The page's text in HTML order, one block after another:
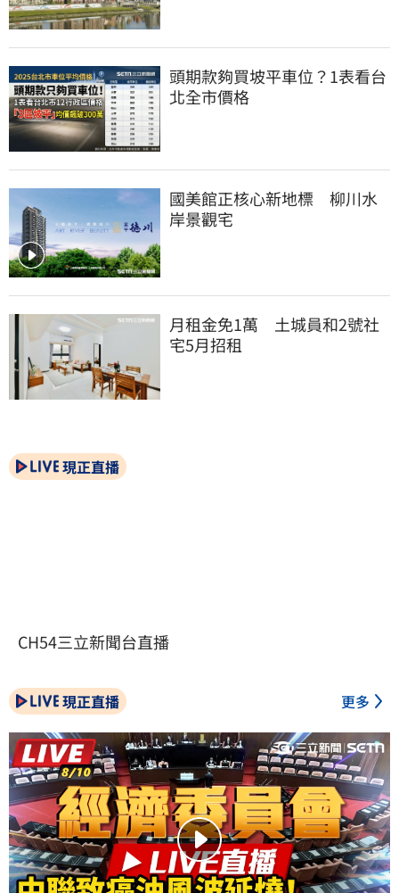
頭期款夠買坡平車位？1表看台
北全市價格
國美館正核心新地標　柳川水
岸景觀宅
月租金免1萬　土城員和2號社
宅5月招租
現正直播
CH54三立新聞台直播
現正直播 更多